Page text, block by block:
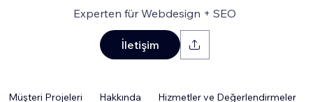
Experten für Webdesign + SEO
İletişim
Müşteri Projeleri Hakkında Hizmetler ve Değerlendirmeler